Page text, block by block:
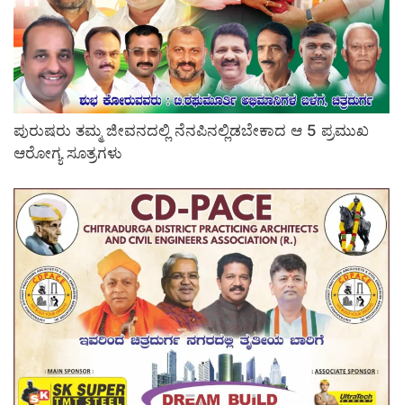
ಪುರುಷರು ತಮ್ಮ ಜೀವನದಲ್ಲಿ ನೆನಪಿನಲ್ಲಿಡಬೇಕಾದ ಆ 5 ಪ್ರಮುಖ
ಆರೋಗ್ಯ ಸೂತ್ರಗಳು